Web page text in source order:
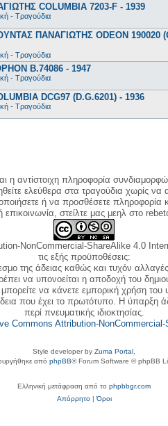
COLUMBIA 7203-F - 1939
- Τραγούδια
ΠΑΝΑΓΙΩΤΗΣ ODEON 190020
- Τραγούδια
B.74086 - 1947
- Τραγούδια
DCG97 (D.G.6201) - 1936
- Τραγούδια
η αντίστοιχη πληροφορία
ελεύθερα στα τραγούδια χωρίς να
ή να προσθέσετε πληροφορία
στείλτε μας μεηλ στο
NonCommercial-ShareAlike 4.0
τις εξής προϋποθέσεις:
της άδειας καθώς και τυχόν
να υπονοείται η αποδοχή του
να κάνετε εμπορική χρήση του
που έχει το πρωτότυπο. Η ύπαρξη
περί πνευματικής ιδιοκτησίας.
Commons Attribution-
Style developer by Zuma Portal
από phpBB® Forum Software © phpBB
Ελληνική μετάφραση από το phpbbgr.com
Απόρρητο|Όροι